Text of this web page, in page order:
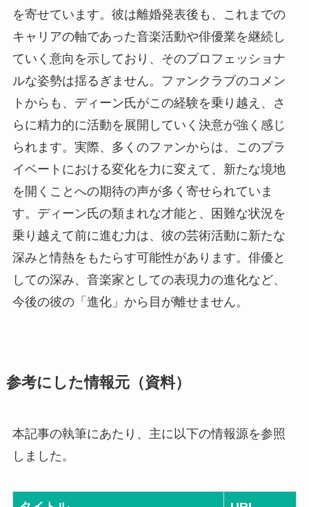
を寄せています。彼は離婚発表後も、これまでの
キャリアの軸であった音楽活動や俳優業を継続し
ていく意向を示しており、そのプロフェッショナ
ルな姿勢は揺るぎません。ファンクラブのコメン
トからも、ディーン氏がこの経験を乗り越え、さ
らに精力的に活動を展開していく決意が強く感じ
られます。実際、多くのファンからは、このプラ
イベートにおける変化を力に変えて、新たな境地
を開くことへの期待の声が多く寄せられていま
す。ディーン氏の類まれな才能と、困難な状況を
乗り越えて前に進む力は、彼の芸術活動に新たな
深みと情熱をもたらす可能性があります。俳優と
しての深み、音楽家としての表現力の進化など、
今後の彼の「進化」から目が離せません。
参考にした情報元（資料）
本記事の執筆にあたり、主に以下の情報源を参照
しました。